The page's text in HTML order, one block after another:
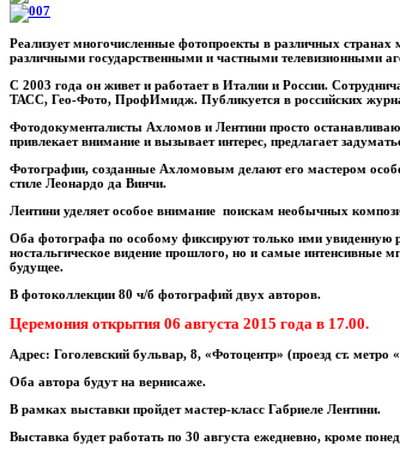
Реализует многочисленные фотопроекты в различных странах
различными государственными и частными телевизионными
С 2003 года он живет и работает в Италии и России.
ТАСС, Гео-Фото, ПрофИмидж. Публикуется в российских
Фотодокументалисты Ахломов и Лентини просто
привлекает внимание и вызывает интерес, предлагает
Фотографии, созданные Ахломовым делают его мастером
стиле Леонардо да Винчи.
Лентини уделяет особое внимание поискам необычных
Оба фотографа по особому фиксируют только ими увиденную
ностальгическое видение прошлого, но и самые интенсивные
будущее.
В фотоколлекции 80 ч/б фотографий двух авторов.
Церемония открытия 06 августа 2015 года в 17.00.
Адрес: Гоголевский бульвар, 8, «Фотоцентр» (проезд ст. метро
Оба автора будут на вернисаже.
В рамках выставки пройдет мастер-класс Габриеле Лентини.
Выставка будет работать по 30 августа ежедневно, кроме